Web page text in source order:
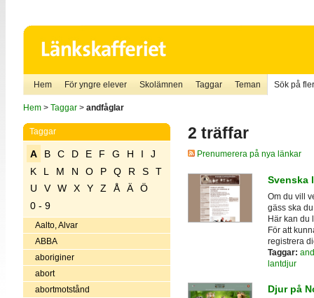
Hem För yngre elever Skolämnen Taggar Teman Sök på
Hem> Taggar> andfåglar
Taggar
A B C D E F G H I
J
K
L M N O P Q R S
T
U
V W X Y Z Å Ä
Ö
0 - 9
Aalto, Alvar
ABBA
aboriginer
abort
abortmotstånd
2 träffar
Prenumerera på nya länkar
Svenska
Om du vill
gäss ska
Här kan du
För att
registrera
Taggar:
lantdjur
Djur på